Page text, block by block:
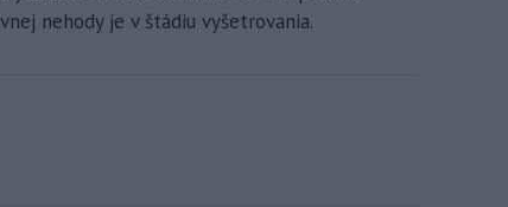
nehody je v štádiu vyšetrovania.